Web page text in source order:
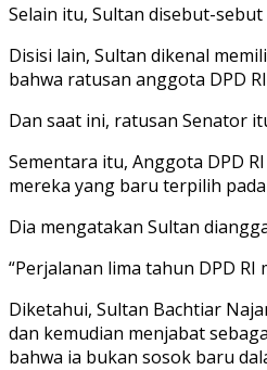
Selain itu, Sultan disebut-
Disisi lain, Sultan dikenal
bahwa ratusan anggota DPD
Dan saat ini, ratusan Senator
Sementara itu, Anggota DPD
mereka yang baru terpilih
Dia mengatakan Sultan
“Perjalanan lima tahun DPD
Diketahui, Sultan Bachtiar
dan kemudian menjabat
bahwa ia bukan sosok baru